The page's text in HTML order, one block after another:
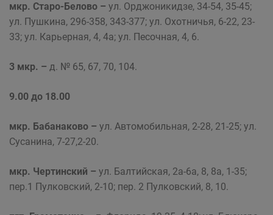
мкр. Старо-Белово – ул. Орджоникидзе, 34-54, 35-45;
ул. Пушкина, 296-358, 343-377; ул. Охотничья, 6-22, 23-
33; ул. Карьерная, 4, 4а; ул. Песочная, 4, 6.
3 мкр. – д. № 65, 67, 70, 104.
9.00 до 18.00
мкр. Бабанаково – ул. Автомобильная, 2-28, 21-25; ул.
Сусанина, 7-27,2-20.
мкр. Чертинский – ул. Балтийская, 2а-6а, 8, 8а, 1-35;
пер.1 Пулковский, 2-10; пер. 2 Пулковский, 8, 10.